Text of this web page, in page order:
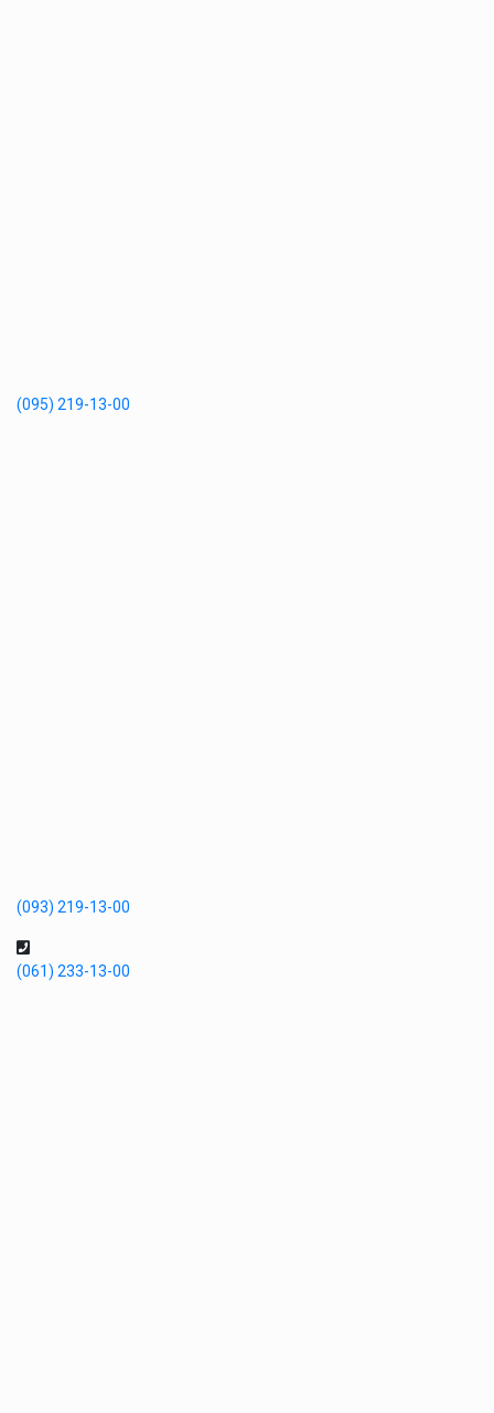
(095) 219-13-00
(093) 219-13-00
(061) 233-13-00